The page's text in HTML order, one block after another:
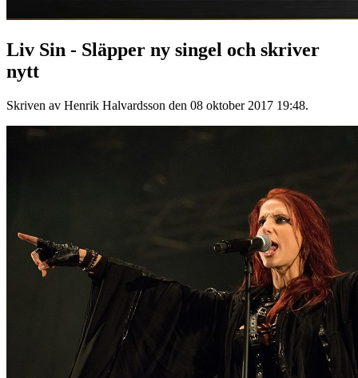
Liv Sin - Släpper ny singel och skriver
nytt
Skriven av Henrik Halvardsson den 08 oktober 2017 19:48.